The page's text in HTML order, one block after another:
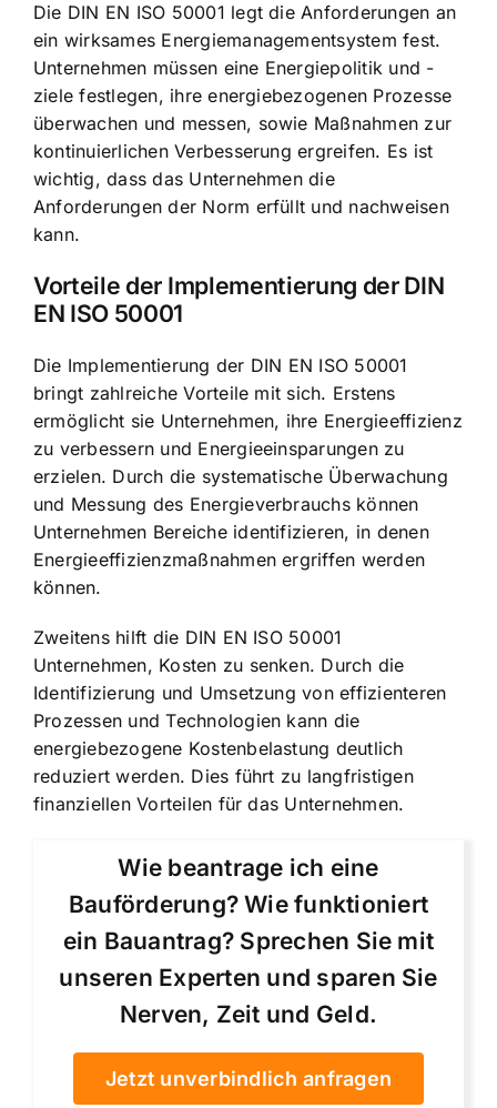
Die DIN EN ISO 50001 legt die Anforderungen an
ein wirksames Energiemanagementsystem fest.
Unternehmen müssen eine Energiepolitik und -
ziele festlegen, ihre energiebezogenen Prozesse
überwachen und messen, sowie Maßnahmen zur
kontinuierlichen Verbesserung ergreifen. Es ist
wichtig, dass das Unternehmen die
Anforderungen der Norm erfüllt und nachweisen
kann.
Vorteile der Implementierung der DIN
EN ISO 50001
Die Implementierung der DIN EN ISO 50001
bringt zahlreiche Vorteile mit sich. Erstens
ermöglicht sie Unternehmen, ihre Energieeffizienz
zu verbessern und Energieeinsparungen zu
erzielen. Durch die systematische Überwachung
und Messung des Energieverbrauchs können
Unternehmen Bereiche identifizieren, in denen
Energieeffizienzmaßnahmen ergriffen werden
können.
Zweitens hilft die DIN EN ISO 50001
Unternehmen, Kosten zu senken. Durch die
Identifizierung und Umsetzung von effizienteren
Prozessen und Technologien kann die
energiebezogene Kostenbelastung deutlich
reduziert werden. Dies führt zu langfristigen
finanziellen Vorteilen für das Unternehmen.
Wie beantrage ich eine
Bauförderung? Wie funktioniert
ein Bauantrag? Sprechen Sie mit
unseren Experten und sparen Sie
Nerven, Zeit und Geld.
Jetzt unverbindlich anfragen